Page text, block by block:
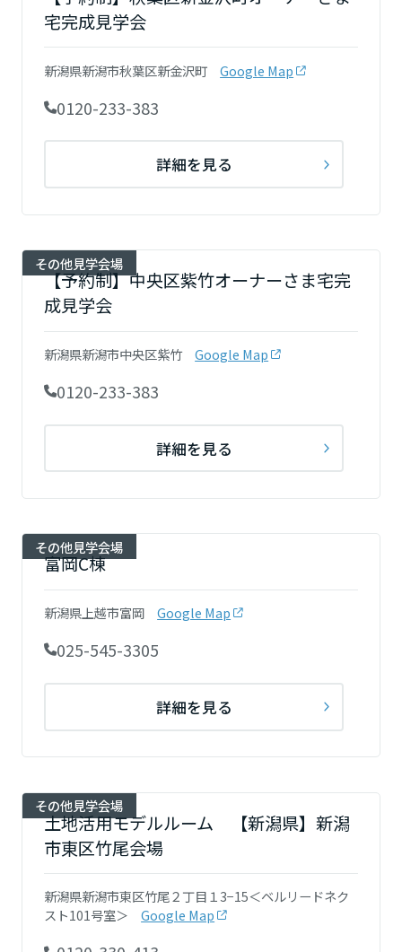
宅完成見学会
新潟県新潟市秋葉区新金沢町 Google Map
0120-233-383
詳細を見る
その他見学会場
【予約制】中央区紫竹オーナーさま宅完
成見学会
新潟県新潟市中央区紫竹 Google Map
0120-233-383
詳細を見る
その他見学会場
富岡C棟
新潟県上越市富岡 Google Map
025-545-3305
詳細を見る
その他見学会場
土地活用モデルルーム 【新潟県】新潟
市東区竹尾会場
新潟県新潟市東区竹尾２丁目１3−15＜ベルリードネク
スト101号室＞
Google Map
岡山県
香川県
愛媛県
高知県
福岡県
佐賀県
大分県